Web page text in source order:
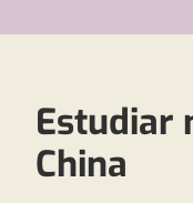
Estudiar
China